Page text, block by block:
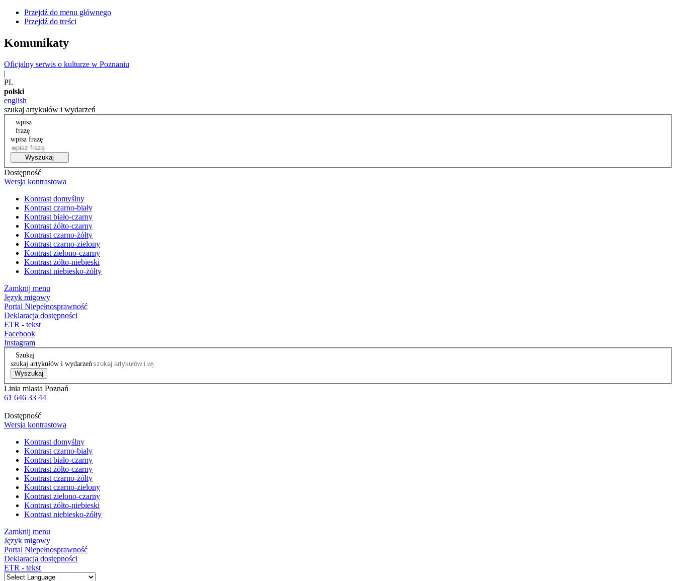
Przejdź do menu głównego
Przejdź do treści
Komunikaty
Oficjalny serwis o kulturze w Poznaniu
|
PL
polski
english
szukaj artykułów i wydarzeń
wpisz
frazę
wpisz frazę
Wyszukaj
Dostępność
Wersja kontrastowa
Kontrast domyślny
Kontrast czarno-biały
Kontrast biało-czarny
Kontrast żółto-czarny
Kontrast czarno-żółty
Kontrast czarno-zielony
Kontrast zielono-czarny
Kontrast żółto-niebieski
Kontrast niebiesko-żółty
Zamknij menu
Język migowy
Portal Niepełnosprawność
Deklaracja dostępności
ETR - tekst
Facebook
Instagram
Szukaj
szukaj artykułów i wydarzeń
Wyszukaj
Linia miasta Poznań
61 646 33 44
Dostępność
Wersja kontrastowa
Kontrast domyślny
Kontrast czarno-biały
Kontrast biało-czarny
Kontrast żółto-czarny
Kontrast czarno-żółty
Kontrast czarno-zielony
Kontrast zielono-czarny
Kontrast żółto-niebieski
Kontrast niebiesko-żółty
Zamknij menu
Język migowy
Portal Niepełnosprawność
Deklaracja dostępności
ETR - tekst